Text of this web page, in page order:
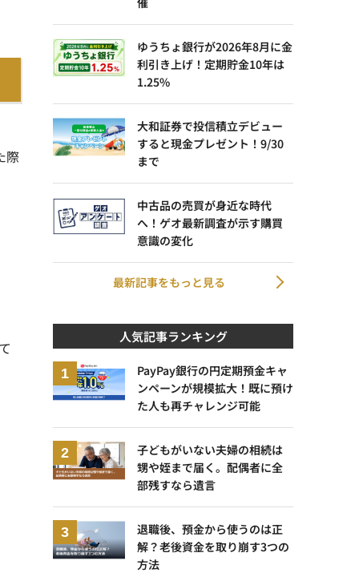
際
ゆうちょ銀行が2026年8月に金
利引き上げ！定期貯金10年は
1.25%
大和証券で投信積立デビュー
すると現金プレゼント！9/30
まで
中古品の売買が身近な時代
へ！ゲオ最新調査が示す購買
意識の変化
最新記事をもっと見る
人気記事ランキング
PayPay銀行の円定期預金キャ
ンペーンが規模拡大！既に預け
た人も再チャレンジ可能
子どもがいない夫婦の相続は
甥や姪まで届く。配偶者に全
部残すなら遺言
退職後、預金から使うのは正
解？老後資金を取り崩す3つの
方法